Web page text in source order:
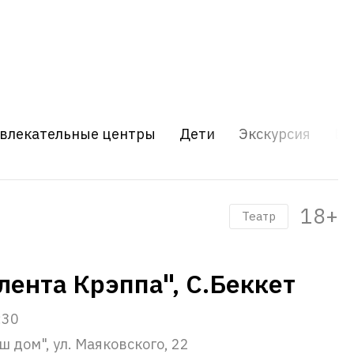
центры Дети Экскурсия
Театр 18+
Крэппа", С.Беккет
ул. Маяковского, 22